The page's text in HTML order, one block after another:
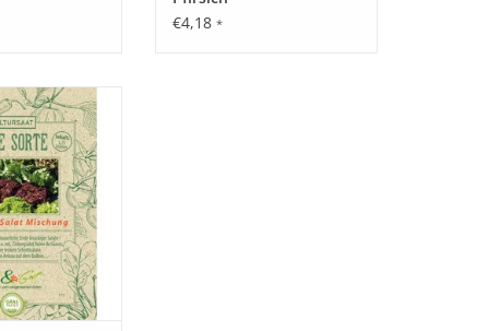
Feuchter, nährstoffreicher und lockerer
€4,18 *
unsere seltenen,
wieder, die
geraten
HINZUFÜGEN